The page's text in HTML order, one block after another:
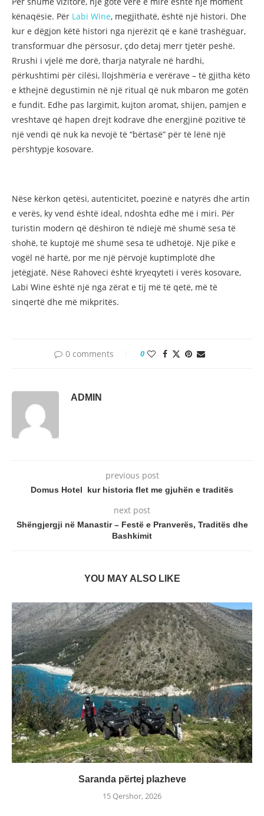
kënaqësie. Për Labi Wine, megjithatë, është një histori. Dhe
kur e dëgjon këtë histori nga njerëzit që e kanë trashëguar,
transformuar dhe përsosur, çdo detaj merr tjetër peshë.
Rrushi i vjelë me dorë, tharja natyrale në hardhi,
përkushtimi për cilësi, llojshmëria e verërave – të gjitha këto
e kthejnë degustimin në një ritual që nuk mbaron me gotën
e fundit. Edhe pas largimit, kujton aromat, shijen, pamjen e
vreshtave që hapen drejt kodrave dhe energjinë pozitive të
një vendi që nuk ka nevojë të “bërtasë” për të lënë një
përshtypje kosovare.
Nëse kërkon qetësi, autenticitet, poezinë e natyrës dhe artin
e verës, ky vend është ideal, ndoshta edhe më i miri. Për
turistin modern që dëshiron të ndiejë më shumë sesa të
shohë, të kuptojë më shumë sesa të udhëtojë. Një pikë e
vogël në hartë, por me një përvojë kuptimplotë dhe
jetëgjatë. Nëse Rahoveci është kryeqyteti i verës kosovare,
Labi Wine është një nga zërat e tij më të qetë, më të
sinqertë dhe më mikpritës.
0 comments 0
ADMIN
previous post
Domus Hotel kur historia flet me gjuhën e traditës
next post
Shëngjergji në Manastir – Festë e Pranverës, Traditës dhe
Bashkimit
YOU MAY ALSO LIKE
Saranda përtej plazheve
15 Qershor, 2026